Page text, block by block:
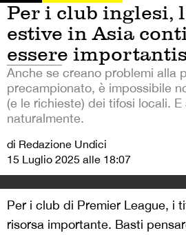
Per i club inglesi,
estive in Asia
essere
Anche se creano problemi alla
precampionato, è impossibile
(e le richieste) dei tifosi locali. E
naturalmente.
di Redazione Undici
15 Luglio 2025 alle 18:07
Per i club di Premier League, i
risorsa importante. Basti